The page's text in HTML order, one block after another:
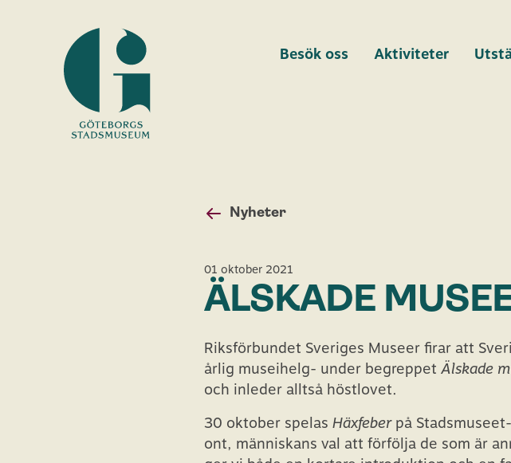
stadsmuseum
Besök oss Aktiviteter
Nyheter
01 oktober 2021
ÄLSKADE
Riksförbundet Sveriges Museer firar att
årlig museihelg- under begreppet Älskade
och inleder alltså höstlovet.
30 oktober spelas Häxfeberpå
ont, människans val att förfölja de som är